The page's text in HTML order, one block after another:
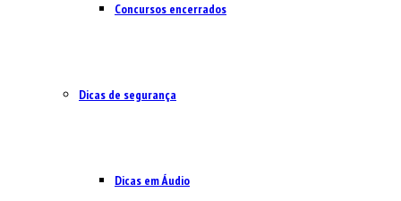
Concursos encerrados
Dicas de segurança
Dicas em Áudio